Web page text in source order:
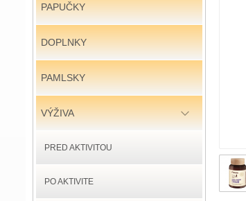
PAPUČKY
DOPLNKY
PAMLSKY
VÝŽIVA
PRED AKTIVITOU
PO AKTIVITE